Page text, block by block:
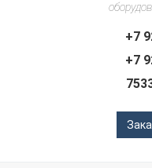
+7
+7